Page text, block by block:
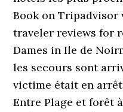
Book on Tripadvisor
traveler reviews for
Dames in Ile de
les secours sont
victime était en
Entre Plage et forêt